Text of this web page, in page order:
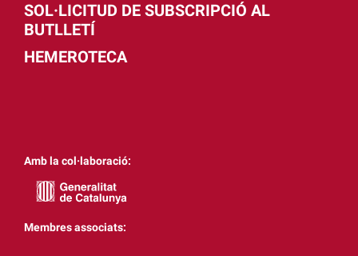
SOL·LICITUD DE SUBSCRIPCIÓ AL
BUTLLETÍ
HEMEROTECA
Amb la col·laboració:
Membres associats: